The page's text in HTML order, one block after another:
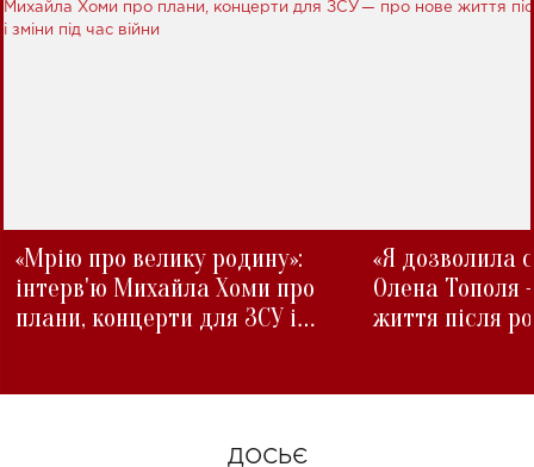
«Мрію про велику родину»:
інтерв'ю Михайла Хоми про
плани, концерти для ЗСУ і
«Я дозволила
Олена Тополя
життя після
ДОСЬЄ